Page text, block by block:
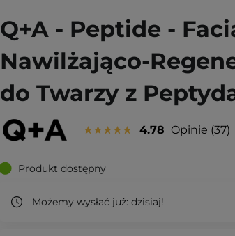
Q+A - Peptide -
Nawilżająco-
do Twarzy z
4.78 Opinie 37
Produkt dostępny
Możemy wysłać już: dzisiaj!